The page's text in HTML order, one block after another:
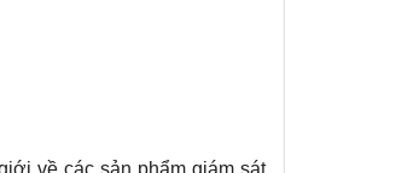
về các sản phẩm giám sát